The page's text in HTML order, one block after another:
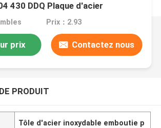
430 DDQ Plaque d'acier
applications industrielles
Prix：2.93
prix Contactez nous
PRODUIT
Tôle d'acier inoxydable emboutie p